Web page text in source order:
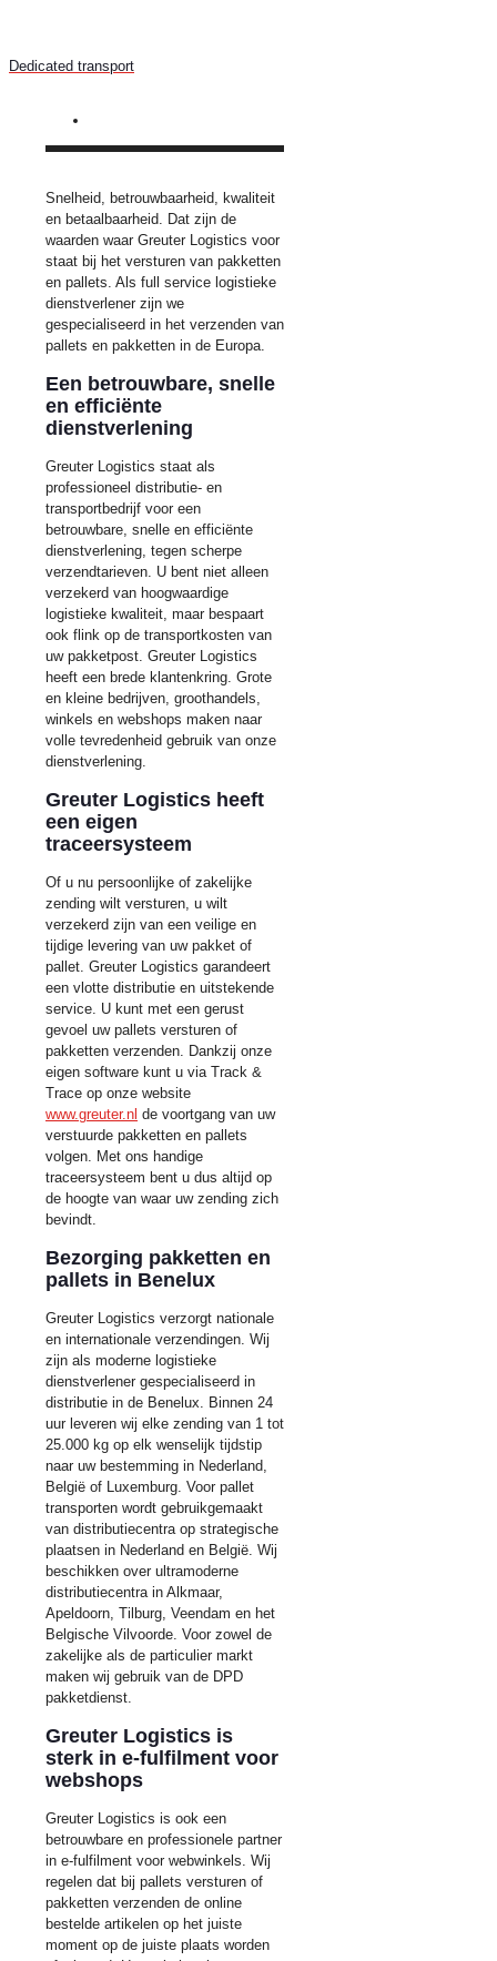
Dedicated transport
Snelheid, betrouwbaarheid, kwaliteit
en betaalbaarheid. Dat zijn de
waarden waar Greuter Logistics voor
staat bij het versturen van pakketten
en pallets. Als full service logistieke
dienstverlener zijn we
gespecialiseerd in het verzenden van
pallets en pakketten in de Europa.
Een betrouwbare, snelle
en efficiënte
dienstverlening
Greuter Logistics staat als
professioneel distributie- en
transportbedrijf voor een
betrouwbare, snelle en efficiënte
dienstverlening, tegen scherpe
verzendtarieven. U bent niet alleen
verzekerd van hoogwaardige
logistieke kwaliteit, maar bespaart
ook flink op de transportkosten van
uw pakketpost. Greuter Logistics
heeft een brede klantenkring. Grote
en kleine bedrijven, groothandels,
winkels en webshops maken naar
volle tevredenheid gebruik van onze
dienstverlening.
Greuter Logistics heeft
een eigen
traceersysteem
Of u nu persoonlijke of zakelijke
zending wilt versturen, u wilt
verzekerd zijn van een veilige en
tijdige levering van uw pakket of
pallet. Greuter Logistics garandeert
een vlotte distributie en uitstekende
service. U kunt met een gerust
gevoel uw pallets versturen of
pakketten verzenden. Dankzij onze
eigen software kunt u via Track &
Trace op onze website
www.greuter.nl de voortgang van uw
verstuurde pakketten en pallets
volgen. Met ons handige
traceersysteem bent u dus altijd op
de hoogte van waar uw zending zich
bevindt.
Bezorging pakketten en
pallets in Benelux
Greuter Logistics verzorgt nationale
en internationale verzendingen. Wij
zijn als moderne logistieke
dienstverlener gespecialiseerd in
distributie in de Benelux. Binnen 24
uur leveren wij elke zending van 1 tot
25.000 kg op elk wenselijk tijdstip
naar uw bestemming in Nederland,
België of Luxemburg. Voor pallet
transporten wordt gebruikgemaakt
van distributiecentra op strategische
plaatsen in Nederland en België. Wij
beschikken over ultramoderne
distributiecentra in Alkmaar,
Apeldoorn, Tilburg, Veendam en het
Belgische Vilvoorde. Voor zowel de
zakelijke als de particulier markt
maken wij gebruik van de DPD
pakketdienst.
Greuter Logistics is
sterk in e-fulfilment voor
webshops
Greuter Logistics is ook een
betrouwbare en professionele partner
in e-fulfilment voor webwinkels. Wij
regelen dat bij pallets versturen of
pakketten verzenden de online
bestelde artikelen op het juiste
moment op de juiste plaats worden